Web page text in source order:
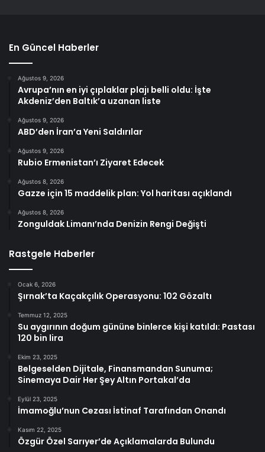
En Güncel Haberler
Ağustos 9, 2026
Avrupa’nın en iyi çıplaklar plajı belli oldu: İşte
Akdeniz’den Baltık’a uzanan liste
Ağustos 9, 2026
ABD’den İran’a Yeni Saldırılar
Ağustos 9, 2026
Rubio Ermenistan’ı Ziyaret Edecek
Ağustos 8, 2026
Gazze için 15 maddelik plan: Yol haritası açıklandı
Ağustos 8, 2026
Zonguldak Limanı’nda Denizin Rengi Değişti
Rastgele Haberler
Ocak 6, 2026
Şırnak’ta Kaçakçılık Operasyonu: 102 Gözaltı
Temmuz 12, 2025
Su aygırının doğum gününe binlerce kişi katıldı: Pastası
120 bin lira
Ekim 23, 2025
Belgeselden Dijitale, Finansmandan Sunuma;
Sinemaya Dair Her Şey Altın Portakal’da
Eylül 23, 2025
İmamoğlu’nun Cezası İstinaf Tarafından Onandı
Kasım 22, 2025
Özgür Özel Sarıyer’de Açıklamalarda Bulundu